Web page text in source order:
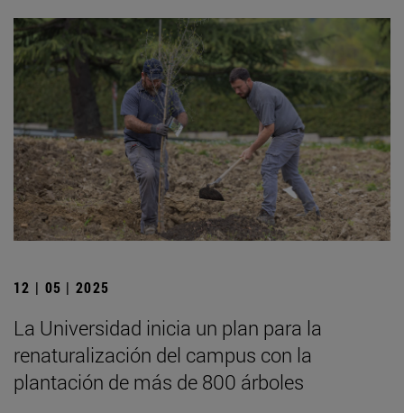
12 | 05 | 2025
La Universidad inicia un plan para la
renaturalización del campus con la
plantación de más de 800 árboles